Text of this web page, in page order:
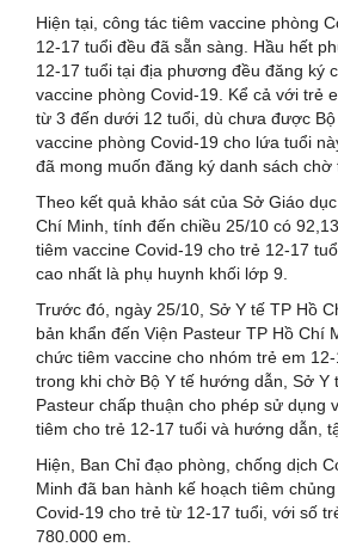
Hiện tại, công tác tiêm vaccine phòng
12-17 tuổi đều đã sẵn sàng. Hầu hết
12-17 tuổi tại địa phương đều đăng ký
vaccine phòng Covid-19. Kể cả với trẻ
từ 3 đến dưới 12 tuổi, dù chưa được
vaccine phòng Covid-19 cho lứa tuổi
đã mong muốn đăng ký danh sách chờ
Theo kết quả khảo sát của Sở Giáo
Chí Minh, tính đến chiều 25/10 có
tiêm vaccine Covid-19 cho trẻ 12-17
cao nhất là phụ huynh khối lớp 9.
Trước đó, ngày 25/10, Sở Y tế TP Hồ
bản khẩn đến Viện Pasteur TP Hồ Chí
chức tiêm vaccine cho nhóm trẻ em
trong khi chờ Bộ Y tế hướng dẫn, Sở Y
Pasteur chấp thuận cho phép sử dụng
tiêm cho trẻ 12-17 tuổi và hướng dẫn,
Hiện, Ban Chỉ đạo phòng, chống dịch
Minh đã ban hành kế hoạch tiêm
Covid-19 cho trẻ từ 12-17 tuổi, với số
780.000 em.